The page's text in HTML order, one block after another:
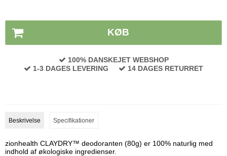
KØB
100% DANSKEJET WEBSHOP
1-3 DAGES LEVERING
14 DAGES RETURRET
Beskrivelse Specifikationer
zionhealth CLAYDRY™ deodoranten (80g) er 100% naturlig med
indhold af økologiske ingredienser.